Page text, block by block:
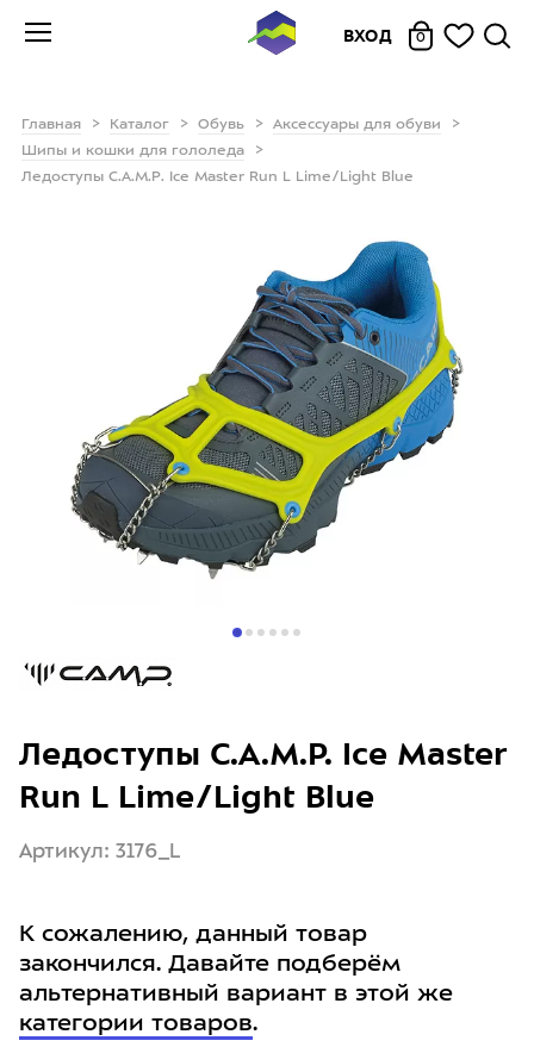
ВХОД 0
Главная Каталог Обувь
Аксессуары для обуви
Шипы и кошки для гололеда
Ледоступы C.A.M.P. Ice Master Run L Lime/Light Blue
Ледоступы C.A.M.P. Ice Master
Run L Lime/Light Blue
Артикул: 3176_L
К сожалению, данный товар
закончился. Давайте подберём
альтернативный вариант в этой же
категории товаров.